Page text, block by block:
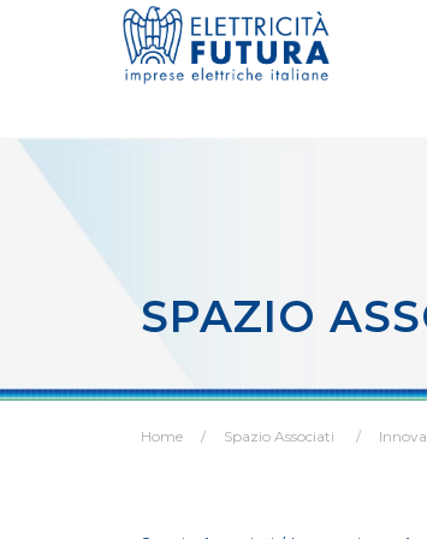
SPAZIO
Home Spazio Associati